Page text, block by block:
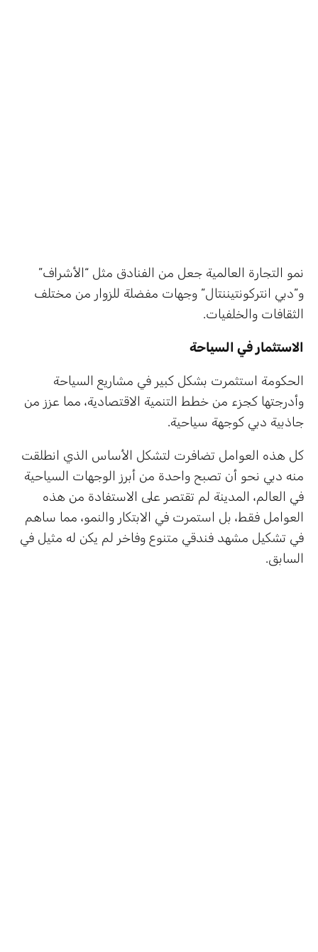
نمو التجارة العالمية جعل من الفنادق مثل “الأشراف”
و”دبي انتركونتيننتال” وجهات مفضلة للزوار من مختلف
الثقافات والخلفيات.
الاستثمار في السياحة
الحكومة استثمرت بشكل كبير في مشاريع السياحة
وأدرجتها كجزء من خطط التنمية الاقتصادية، مما عزز من
جاذبية دبي كوجهة سياحية.
كل هذه العوامل تضافرت لتشكل الأساس الذي انطلقت
منه دبي نحو أن تصبح واحدة من أبرز الوجهات السياحية
في العالم، المدينة لم تقتصر على الاستفادة من هذه
العوامل فقط، بل استمرت في الابتكار والنمو، مما ساهم
في تشكيل مشهد فندقي متنوع وفاخر لم يكن له مثيل في
السابق.